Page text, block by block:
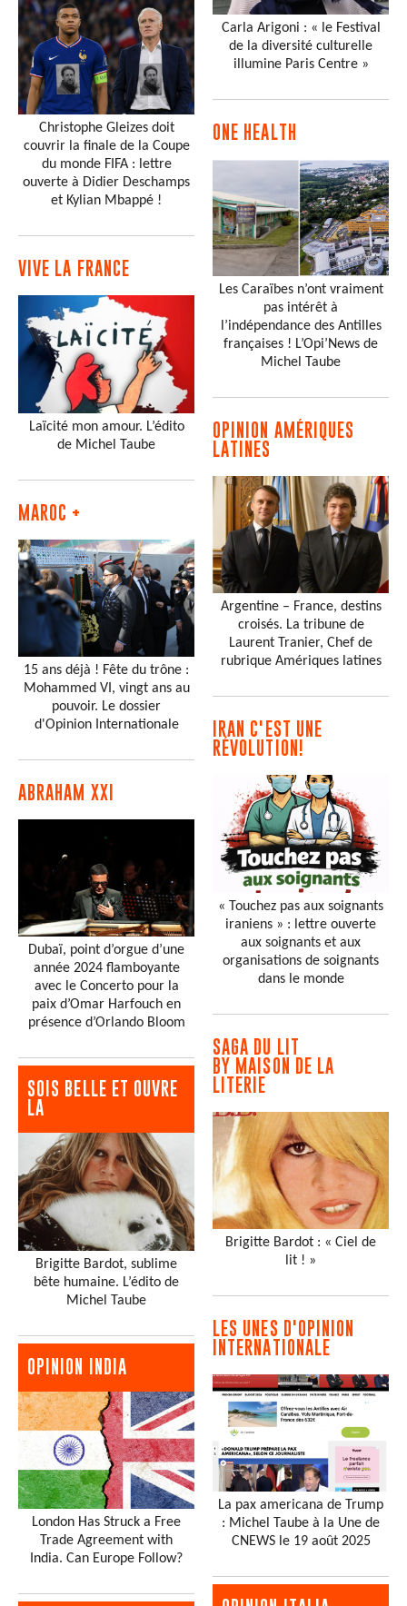
Christophe Gleizes doit
couvrir la finale de la Coupe
du monde FIFA : lettre
ouverte à Didier Deschamps
et Kylian Mbappé !
VIVE LA FRANCE
Laïcité mon amour. L’édito
de Michel Taube
MAROC +
15 ans déjà ! Fête du trône :
Mohammed VI, vingt ans au
pouvoir. Le dossier
d'Opinion Internationale
ABRAHAM XXI
Dubaï, point d’orgue d’une
année 2024 flamboyante
avec le Concerto pour la
paix d’Omar Harfouch en
présence d’Orlando Bloom
SOIS BELLE ET OUVRE
LA
Brigitte Bardot, sublime
bête humaine. L’édito de
Michel Taube
OPINION INDIA
London Has Struck a Free
Trade Agreement with
India. Can Europe Follow?
Carla Arigoni : « le Festival
de la diversité culturelle
illumine Paris Centre »
ONE HEALTH
Les Caraïbes n’ont vraiment
pas intérêt à
l’indépendance des Antilles
françaises ! L’Opi’News de
Michel Taube
OPINION AMÉRIQUES
LATINES
Argentine – France, destins
croisés. La tribune de
Laurent Tranier, Chef de
rubrique Amériques latines
IRAN C'EST UNE
RÉVOLUTION!
« Touchez pas aux soignants
iraniens » : lettre ouverte
aux soignants et aux
organisations de soignants
dans le monde
SAGA DU LIT
BY MAISON DE LA
LITERIE
Brigitte Bardot : « Ciel de
lit ! »
LES UNES D'OPINION
INTERNATIONALE
La pax americana de Trump
: Michel Taube à la Une de
CNEWS le 19 août 2025